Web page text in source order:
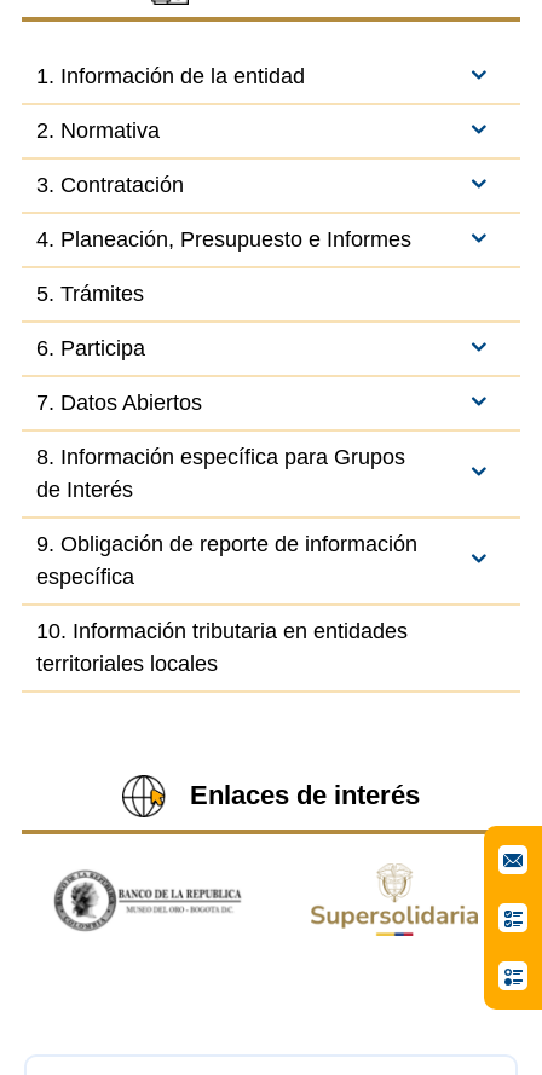
1. Información de la entidad
2. Normativa
3. Contratación
4. Planeación, Presupuesto e Informes
5. Trámites
6. Participa
7. Datos Abiertos
8. Información específica para Grupos
de Interés
9. Obligación de reporte de información
específica
10. Información tributaria en entidades
territoriales locales
Enlaces de interés